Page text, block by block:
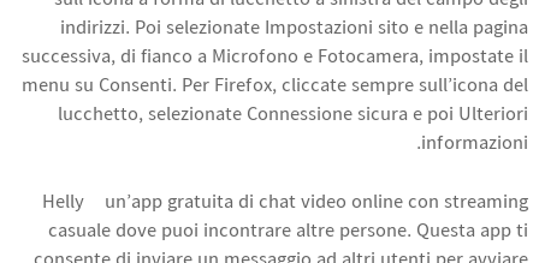
indirizzi. Poi selezionate Impostazioni sito e nella pagina
successiva, di fianco a Microfono e Fotocamera, impostate il
menu su Consenti. Per Firefox, cliccate sempre sull’icona del
lucchetto, selezionate Connessione sicura e poi Ulteriori
informazioni.
Helly è un’app gratuita di chat video online con streaming
casuale dove puoi incontrare altre persone. Questa app ti